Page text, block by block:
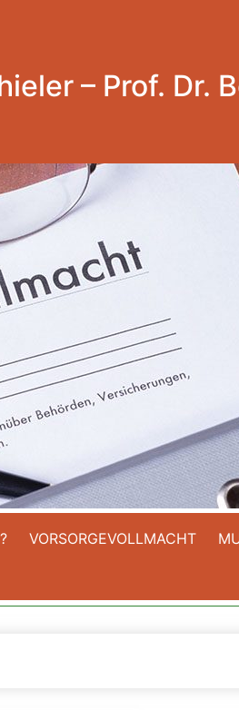
– Prof. Dr.
VORSORGEVOLLMACHT